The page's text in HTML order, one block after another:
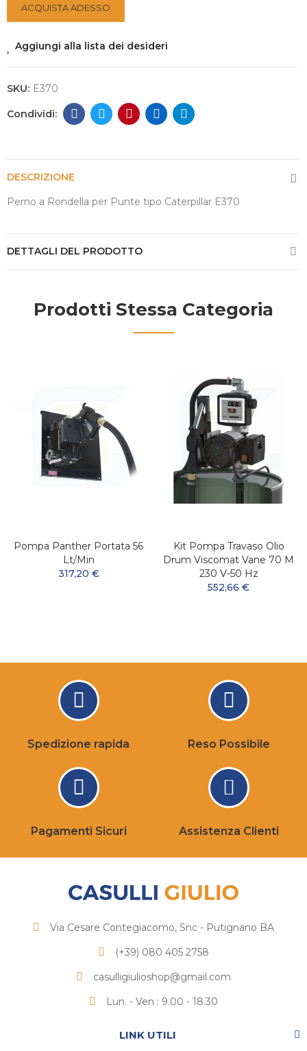
ACQUISTA ADESSO
Aggiungi alla lista dei desideri
SKU: E370
DESCRIZIONE
Perno a Rondella per Punte tipo Caterpillar E370
DETTAGLI DEL PRODOTTO
Prodotti Stessa Categoria
Pompa Panther Portata 56
Lt/min
317,20 €
Kit Pompa Travaso Olio
Drum Viscomat Vane 70 M
230 V-50 Hz
552,66 €
Spedizione rapida Reso Possibile
Pagamenti Sicuri Assistenza Clienti
Via Cesare Contegiacomo, Snc - Putignano BA
(+39) 080 405 2758
casulligiulioshop@gmail.com
Lun. - Ven : 9.00 - 18.30
LINK UTILI